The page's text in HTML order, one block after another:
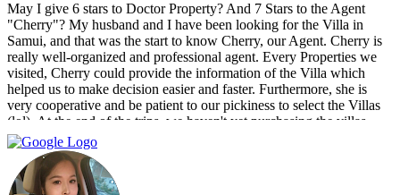
May I give 6 stars to Doctor Property? And 7 Stars to the Agent
"Cherry"? My husband and I have been looking for the Villa in
Samui, and that was the start to know Cherry, our Agent. Cherry is
really well-organized and professional agent. Every Properties we
visited, Cherry could provide the information of the Villa which
helped us to make decision easier and faster. Furthermore, she is
very cooperative and be patient to our pickiness to select the Villas
(lol). At the end of the trips, we haven't yet purchasing the villas
from Cherry and Doctor Property. However, I get to know a new
friend and surely if we have a new plan for new property. Cherry
and Doctor Property will be one of our very first choice to contact.
Bella & Tom